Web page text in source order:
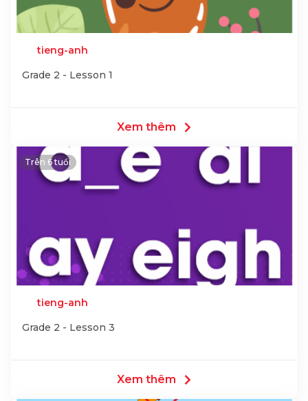
tieng-anh
Grade 2 - Lesson 1
Xem thêm
Trên 6 tuổi
tieng-anh
Grade 2 - Lesson 3
Xem thêm